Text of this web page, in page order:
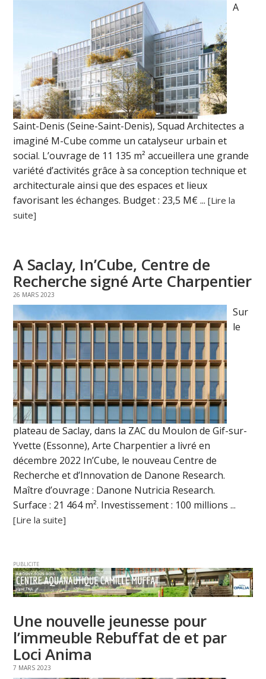
A
Saint-Denis (Seine-Saint-Denis), Squad Architectes a
imaginé M-Cube comme un catalyseur urbain et
social. L’ouvrage de 11 135 m² accueillera une grande
variété d’activités grâce à sa conception technique et
architecturale ainsi que des espaces et lieux
favorisant les échanges. Budget : 23,5 M€ ...[Lire la
suite]
A Saclay, In’Cube, Centre de
Recherche signé Arte Charpentier
26 MARS 2023
Sur
le
plateau de Saclay, dans la ZAC du Moulon de Gif-sur-
Yvette (Essonne), Arte Charpentier a livré en
décembre 2022 In’Cube, le nouveau Centre de
Recherche et d’Innovation de Danone Research.
Maître d’ouvrage : Danone Nutricia Research.
Surface : 21 464 m². Investissement : 100 millions ...
[Lire la suite]
PUBLICITE
Une nouvelle jeunesse pour
l’immeuble Rebuffat de et par
Loci Anima
7 MARS 2023